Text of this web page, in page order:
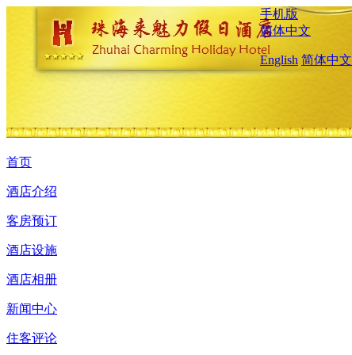
手机版
简体中文
English 简体中文
首页
酒店介绍
客房预订
酒店设施
酒店相册
新闻中心
住客评论